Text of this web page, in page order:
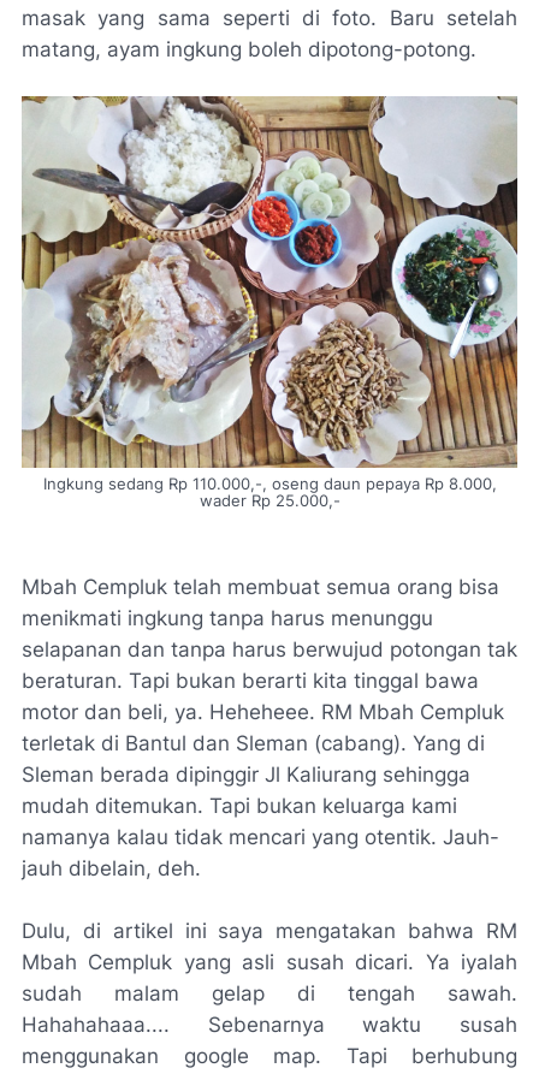
masak yang sama seperti di foto. Baru setelah
matang, ayam ingkung boleh dipotong-potong.
Ingkung sedang Rp 110.000,-, oseng daun pepaya Rp 8.000,
wader Rp 25.000,-
Mbah Cempluk telah membuat semua orang bisa
menikmati ingkung tanpa harus menunggu
selapanan dan tanpa harus berwujud potongan tak
beraturan. Tapi bukan berarti kita tinggal bawa
motor dan beli, ya. Heheheee. RM Mbah Cempluk
terletak di Bantul dan Sleman (cabang). Yang di
Sleman berada dipinggir Jl Kaliurang sehingga
mudah ditemukan. Tapi bukan keluarga kami
namanya kalau tidak mencari yang otentik. Jauh-
jauh dibelain, deh.
Dulu, di artikel ini saya mengatakan bahwa RM
Mbah Cempluk yang asli susah dicari. Ya iyalah
sudah malam gelap di tengah sawah.
Hahahahaaa.... Sebenarnya waktu susah
menggunakan google map. Tapi berhubung